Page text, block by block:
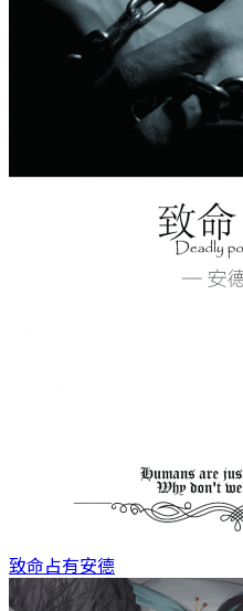
致命占有安德